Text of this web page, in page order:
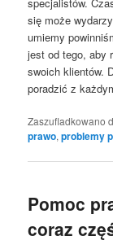
specjalistów.
się może
umiemy
jest od tego, aby
swoich klientów.
poradzić z
Zaszufladkowano
prawo,problemy
Pomoc
coraz